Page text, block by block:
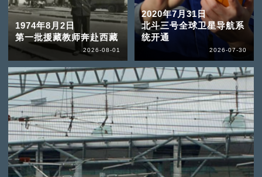
1974年8月2日
第一批援藏教师奔赴西藏
2026-08-01
2020年7月31日
北斗三号全球卫星导航系
统开通
2026-07-30